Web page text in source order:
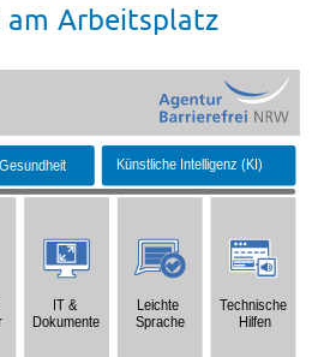
Arbeitsplatz